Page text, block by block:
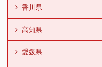
香川県
高知県
愛媛県